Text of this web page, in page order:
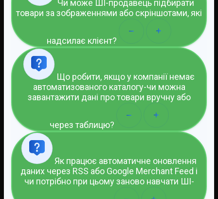
Чи може ШІ-продавець підбирати
товари за зображеннями або скріншотами, які
надсилає клієнт?
Що робити, якщо у компанії немає
автоматизованого каталогу-чи можна
завантажити дані про товари вручну або
через таблицю?
Як працює автоматичне оновлення
даних через RSS або Google Merchant Feed і
чи потрібно при цьому заново навчати ШІ-